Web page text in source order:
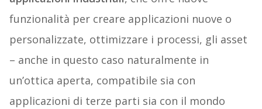
funzionalità per creare applicazioni nuove o
personalizzate, ottimizzare i processi, gli asset
– anche in questo caso naturalmente in
un’ottica aperta, compatibile sia con
applicazioni di terze parti sia con il mondo